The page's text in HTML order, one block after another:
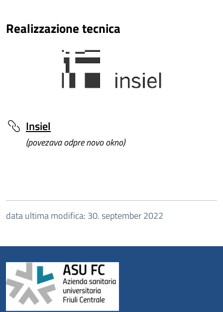
Realizzazione tecnica
Insiel
(povezava odpre novo okno)
data ultima modifica: 30. september 2022